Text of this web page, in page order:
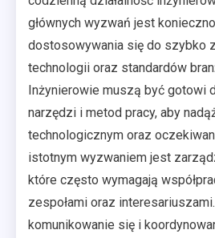
głównych wyzwań jest
dostosowywania się do szybko
technologii oraz standardów
Inżynierowie muszą być gotowi
narzędzi i metod pracy, aby
technologicznym oraz
istotnym wyzwaniem jest
które często wymagają
zespołami oraz
komunikowanie się i